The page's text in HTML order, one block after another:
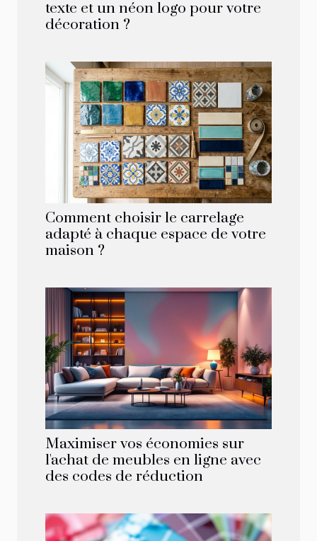
texte et un néon logo pour votre
décoration ?
Comment choisir le carrelage
adapté à chaque espace de votre
maison ?
Maximiser vos économies sur
l'achat de meubles en ligne avec
des codes de réduction